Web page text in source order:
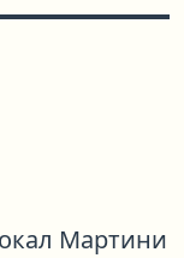
Мартини